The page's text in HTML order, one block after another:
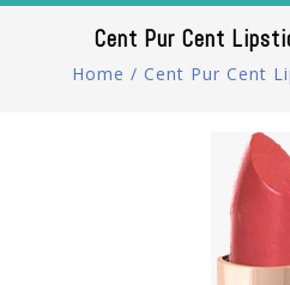
Cent Pur Cent
Home / Cent Pur Cent